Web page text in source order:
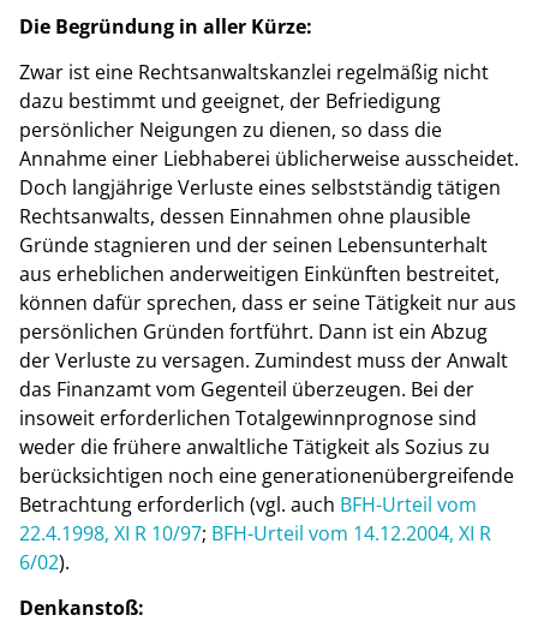
Die Begründung in aller Kürze:
Zwar ist eine Rechtsanwaltskanzlei regelmäßig nicht
dazu bestimmt und geeignet, der Befriedigung
persönlicher Neigungen zu dienen, so dass die
Annahme einer Liebhaberei üblicherweise ausscheidet.
Doch langjährige Verluste eines selbstständig tätigen
Rechtsanwalts, dessen Einnahmen ohne plausible
Gründe stagnieren und der seinen Lebensunterhalt
aus erheblichen anderweitigen Einkünften bestreitet,
können dafür sprechen, dass er seine Tätigkeit nur aus
persönlichen Gründen fortführt. Dann ist ein Abzug
der Verluste zu versagen. Zumindest muss der Anwalt
das Finanzamt vom Gegenteil überzeugen. Bei der
insoweit erforderlichen Totalgewinnprognose sind
weder die frühere anwaltliche Tätigkeit als Sozius zu
berücksichtigen noch eine generationenübergreifende
Betrachtung erforderlich (vgl. auch BFH-Urteil vom
22.4.1998, XI R 10/97; BFH-Urteil vom 14.12.2004, XI R
6/02).
Denkanstoß: